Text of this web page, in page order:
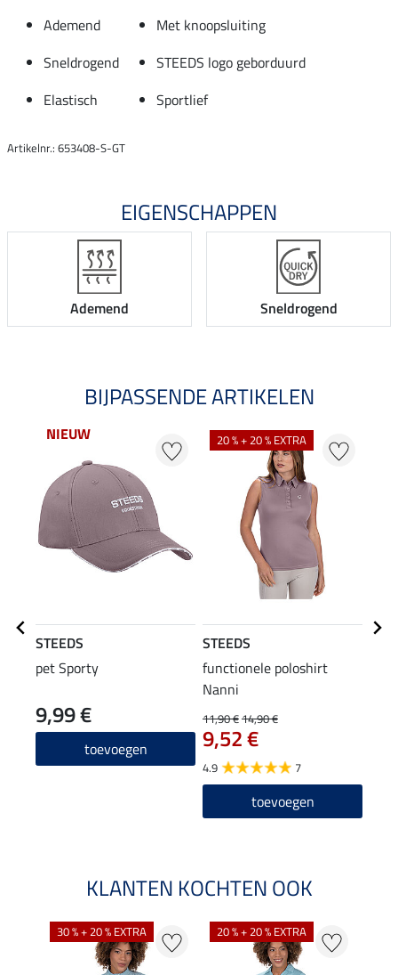
Ademend
Met knoopsluiting
Sneldrogend
STEEDS logo geborduurd
Elastisch
Sportlief
Artikelnr.: 653408-S-GT
EIGENSCHAPPEN
Ademend Sneldrogend
BIJPASSENDE ARTIKELEN
NIEUW
STEEDS
pet Sporty
9,99 €
toevoegen
20 % + 20 % EXTRA
STEEDS
functionele poloshirt
Nanni
11,90 €14,90 €
9,52 €
4.9 7
toevoegen
KLANTEN KOCHTEN OOK
30 % + 20 % EXTRA 20 % + 20 % EXTRA